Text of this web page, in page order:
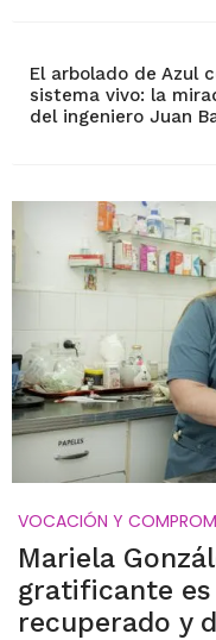
El arbolado de Azul
sistema vivo: la
del ingeniero Juan
VOCACIÓN Y
Mariela
gratificante
recuperado y